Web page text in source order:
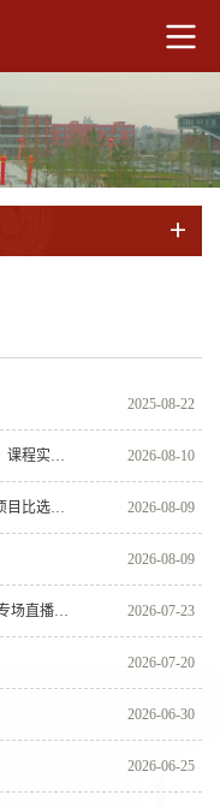
2025-08-22
邯郸幼儿师范高等专科学校购置《直播技术》课程实训设备项目中选公告 2026-08-10
部分道路加装排水设施及体育馆前路面维修项目比选公告 2026-08-09
2026-08-09
直播预告｜云端相约！ 邯幼2026年高考招生专场直播即将开启 2026-07-23
2026-07-20
2026-06-30
2026-06-25